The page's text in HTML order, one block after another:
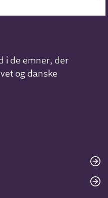
i de emner, der
og danske